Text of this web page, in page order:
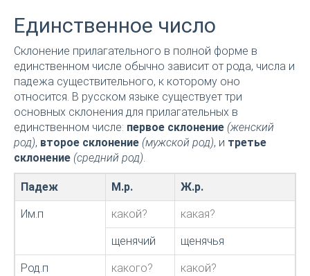
Единственное число
Склонение прилагательного в полной форме в
единственном числе обычно зависит от рода, числа и
падежа существительного, к которому оно
относится. В русском языке существует три
основных склонения для прилагательных в
единственном числе: первое склонение (женский
род), второе склонение (мужской род), и третье
склонение (средний род).
Падеж М.р. Ж.р.
Им.п какой? какая?
щенячий щенячья
Род.п какого? какой?